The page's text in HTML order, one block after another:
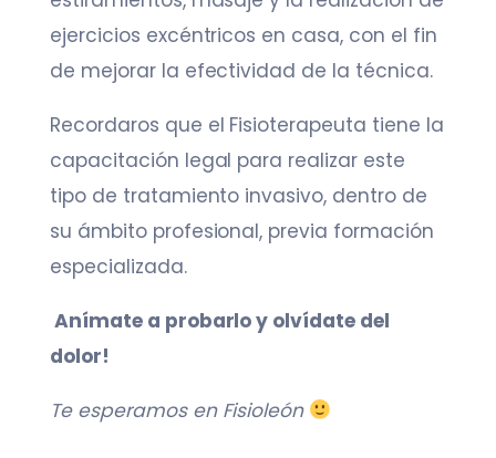
ejercicios excéntricos en casa, con el fin
de mejorar la efectividad de la técnica.
Recordaros que el Fisioterapeuta tiene la
capacitación legal para realizar este
tipo de tratamiento invasivo, dentro de
su ámbito profesional, previa formación
especializada.
Anímate a probarlo y olvídate del
dolor!
Te esperamos en Fisioleón